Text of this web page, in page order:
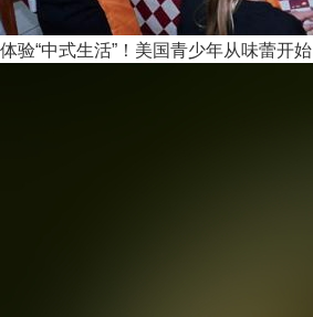
体验“中式生活”！美国青少年从味蕾开始